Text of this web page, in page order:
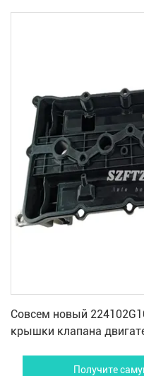
Совсем новый
крышки клапана
Получите